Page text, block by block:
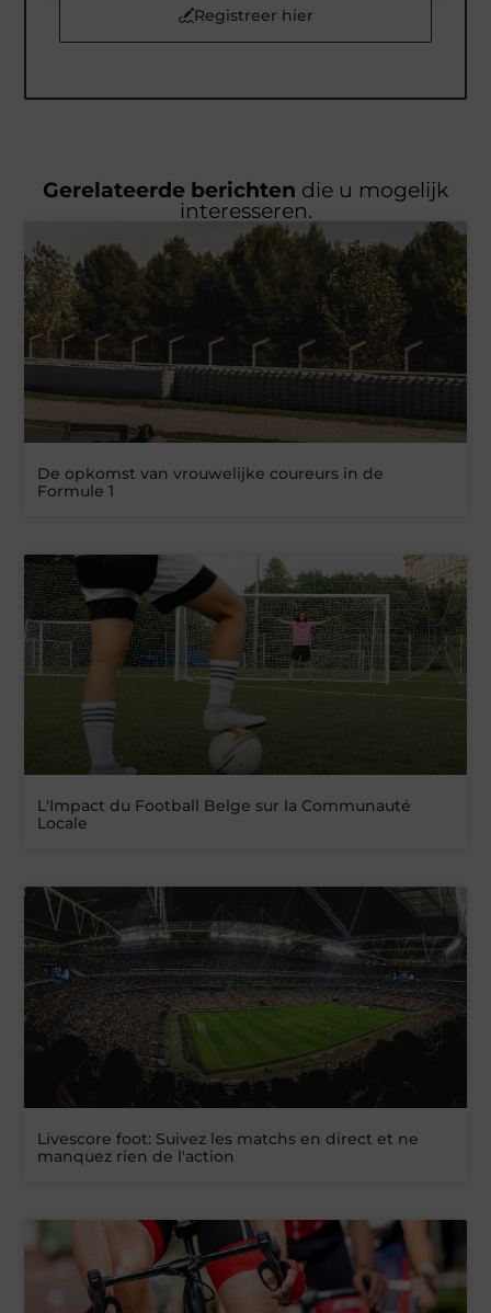
Registreer hier
Gerelateerde berichten die u mogelijk
interesseren.
De opkomst van vrouwelijke coureurs in de
Formule 1
L'Impact du Football Belge sur la Communauté
Locale
Livescore foot: Suivez les matchs en direct et ne
manquez rien de l'action